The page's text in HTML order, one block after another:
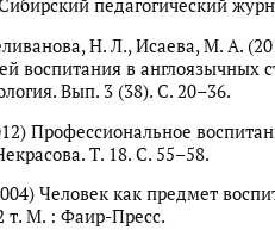
педагогический
Н. Л., Исаева, М. А.
воспитания в англоязычных
Вып. 3 (38). С. 20–36.
Профессиональное
Т. 18. С. 55–58.
Человек как предмет
т. М. : Фаир-Пресс.